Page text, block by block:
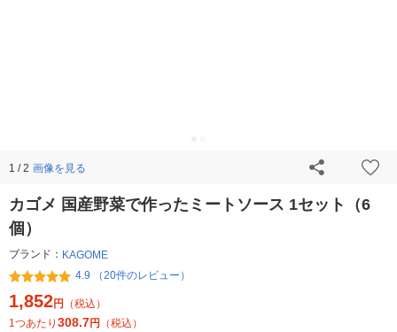
1 / 2 画像を見る
カゴメ 国産野菜で作ったミートソース 1セット（6
個）
ブランド： KAGOME
4.9 （20件のレビュー）
1,852円
（税込）
1つあたり 308.7円 （税込）